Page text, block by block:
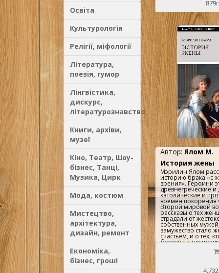
Освіта
Культурологія
Релігії, міфології
Література,
поезія, гумор
Лінгвістика,
дискурс,
літературознавство
Книги, архіви,
музеї
Кіно, Театр, Шоу-
бізнес, Танці,
Музика, Цирк
Мода, костюм
Мистецтво,
архітектура,
дизайн, ремонт
Економіка,
бізнес, гроші
Автор: Ялом М.
История жены
Мэрилин Ялом
историю брака «с
зрения». Героини
древнегреческие
католические и
времен
Второй мировой
рассказы о тех
страдали от
собственных
замужество стало
счастьем, и о тех,
боролся с
экскурс в
нашей эпохой,
изменения.